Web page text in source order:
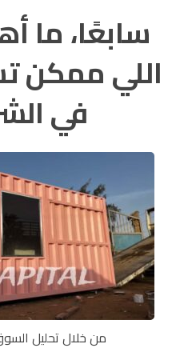
سابعًا، ما
اللي ممكن
في
من خلال تحليل